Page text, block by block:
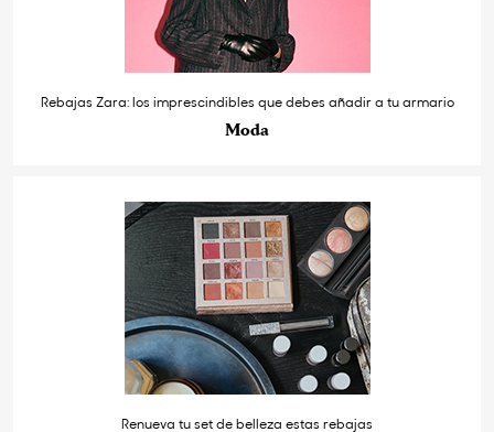
Rebajas Zara: los imprescindibles que debes añadir a tu armario
Moda
Renueva tu set de belleza estas rebajas